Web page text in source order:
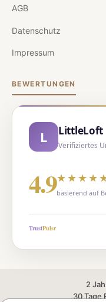
AGB
Datenschutz
Impressum
BEWERTUNGEN
L LittleLoft
Verifiziertes
4.9basierend auf
TrustPulsr
2
30 Tage